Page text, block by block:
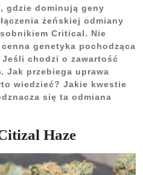
gdzie dominują geny
żeńskiej odmiany
Critical. Nie
genetyka pochodząca
chodzi o zawartość
Jak przebiega uprawa
wiedzieć? Jakie kwestie
się ta odmiana
Haze